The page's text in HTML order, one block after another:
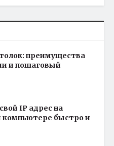
преимущества
и пошаговый
IP адрес на
компьютере быстро и